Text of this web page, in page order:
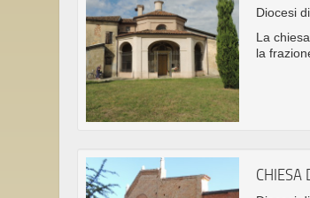
Diocesi
La
la
CHIESA